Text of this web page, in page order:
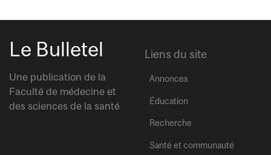
Le Bulletel
Une publication de la
Faculté de médecine et
des sciences de la santé
Liens du site
Annonces
Éducation
Recherche
Santé et communauté